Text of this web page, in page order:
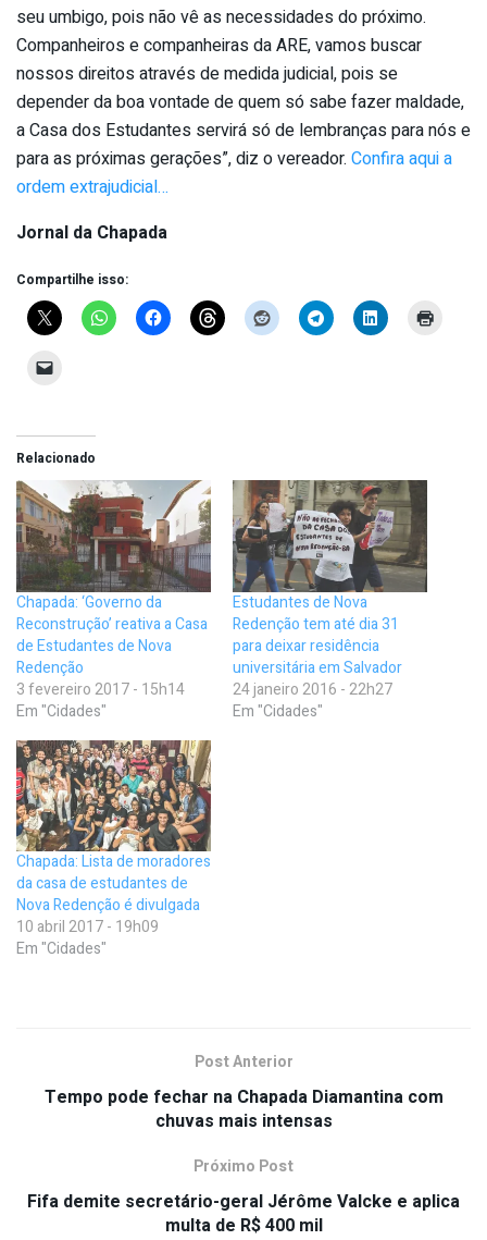
seu umbigo, pois não vê as necessidades do próximo.
Companheiros e companheiras da ARE, vamos buscar
nossos direitos através de medida judicial, pois se
depender da boa vontade de quem só sabe fazer maldade,
a Casa dos Estudantes servirá só de lembranças para nós e
para as próximas gerações”, diz o vereador. Confira aqui a
ordem extrajudicial…
Jornal da Chapada
Compartilhe isso:
Relacionado
Chapada: ‘Governo da
Reconstrução’ reativa a Casa
de Estudantes de Nova
Redenção
3 fevereiro 2017 - 15h14
Em "Cidades"
Estudantes de Nova
Redenção tem até dia 31
para deixar residência
universitária em Salvador
24 janeiro 2016 - 22h27
Em "Cidades"
Chapada: Lista de moradores
da casa de estudantes de
Nova Redenção é divulgada
10 abril 2017 - 19h09
Em "Cidades"
Post Anterior
Tempo pode fechar na Chapada Diamantina com
chuvas mais intensas
Próximo Post
Fifa demite secretário-geral Jérôme Valcke e aplica
multa de R$ 400 mil